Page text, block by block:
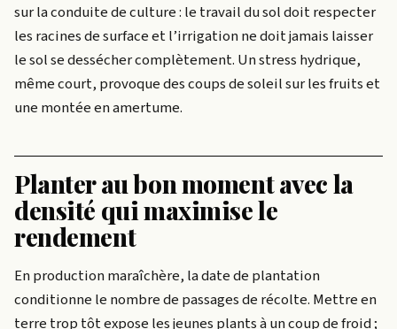
sur la conduite de culture : le travail du sol doit respecter
les racines de surface et l’irrigation ne doit jamais laisser
le sol se dessécher complètement. Un stress hydrique,
même court, provoque des coups de soleil sur les fruits et
une montée en amertume.
Planter au bon moment avec la
densité qui maximise le
rendement
En production maraîchère, la date de plantation
conditionne le nombre de passages de récolte. Mettre en
terre trop tôt expose les jeunes plants à un coup de froid ;